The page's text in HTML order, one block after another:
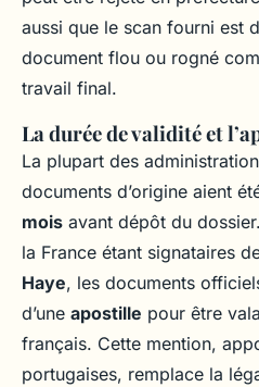
aussi que le scan fourni est
document flou ou rogné
travail final.
La durée de validité et
La plupart des
documents d’origine aient
mois avant dépôt du
la France étant signataires
Haye, les documents
d’une apostille pour être
français. Cette mention,
portugaises, remplace la